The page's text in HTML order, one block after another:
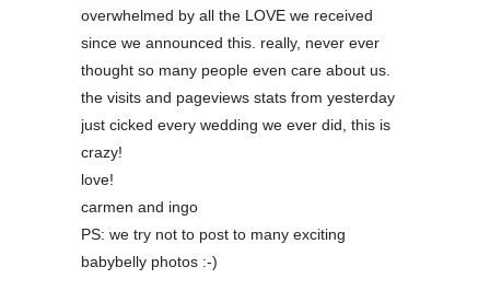
overwhelmed by all the LOVE we received
since we announced this. really, never ever
thought so many people even care about us.
the visits and pageviews stats from yesterday
just cicked every wedding we ever did, this is
crazy!
love!
carmen and ingo
PS: we try not to post to many exciting
babybelly photos :-)